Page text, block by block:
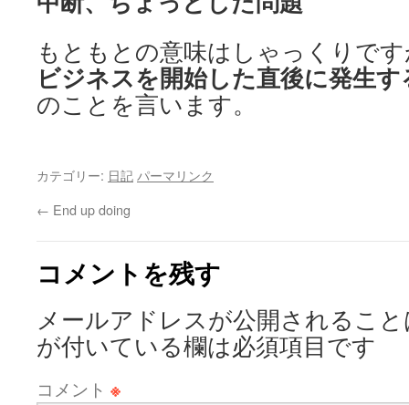
もともとの意味はしゃっくりで
ビジネスを開始した直後に発生
のことを言います。
カテゴリー: 日記 パーマリンク
← End up doing
コメントを残す
メールアドレスが公開されるこ
が付いている欄は必須項目です
コメント ※